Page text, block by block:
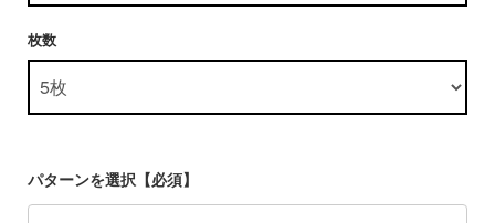
枚数
パターンを選択【必須】